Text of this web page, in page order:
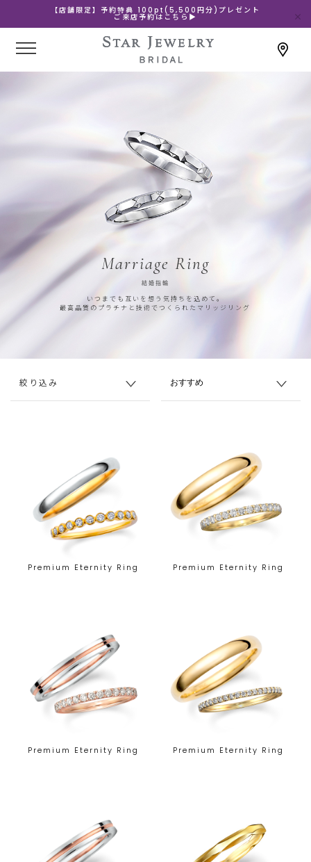
【店舗限定】予約特典 100pt(5,500円分)プレゼント
ご来店予約はこちら▶
Marriage Ring
結婚指輪
いつまでも互いを想う気持ちを込めて。
最高品質のプラチナと技術でつくられたマリッジリング
絞り込み
Premium Eternity Ring Premium Eternity Ring
Premium Eternity Ring Premium Eternity Ring